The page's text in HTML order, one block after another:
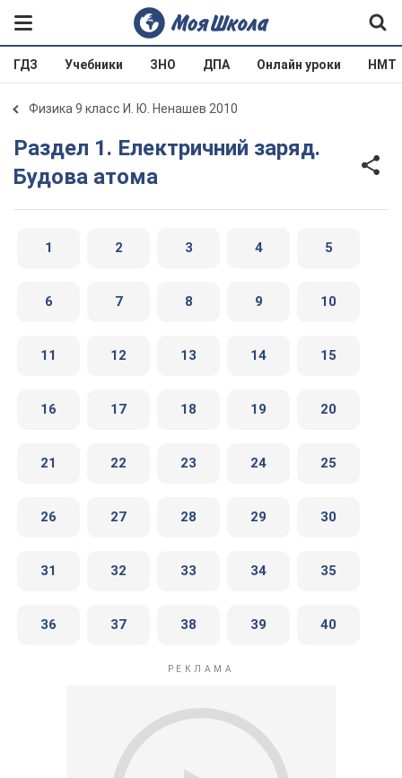
ГДЗ Учебники ЗНО ДПА Онлайн уроки НМТ
Физика 9 класс И. Ю. Ненашев 2010
Раздел 1. Електричний заряд.
Будова атома
1 2 3 4 5
6 7 8 9 10
11 12 13 14 15
16 17 18 19 20
21 22 23 24 25
26 27 28 29 30
31 32 33 34 35
36 37 38 39 40